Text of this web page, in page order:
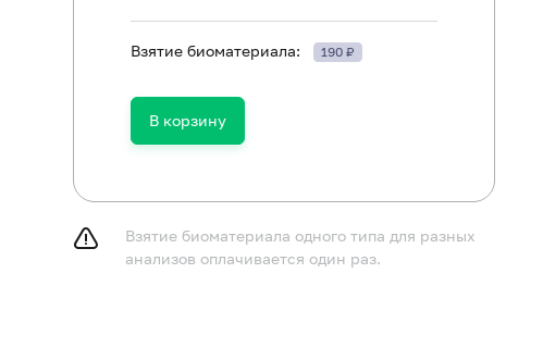
Не курить в течение 30 минут до исследования.
Взятие биоматериала: 190 ₽
В корзину
Взятие биоматериала одного типа для разных
анализов оплачивается один раз.